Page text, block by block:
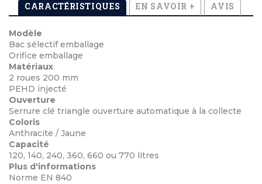
CARACTÉRISTIQUES EN SAVOIR + AVIS
Modèle
Bac sélectif emballage
Orifice emballage
Matériaux
2 roues 200 mm
PEHD injecté
Ouverture
Serrure clé triangle ouverture automatique à la collecte
Coloris
Anthracite / Jaune
Capacité
120, 140, 240, 360, 660 ou 770 litres
Plus d'informations
Norme EN 840